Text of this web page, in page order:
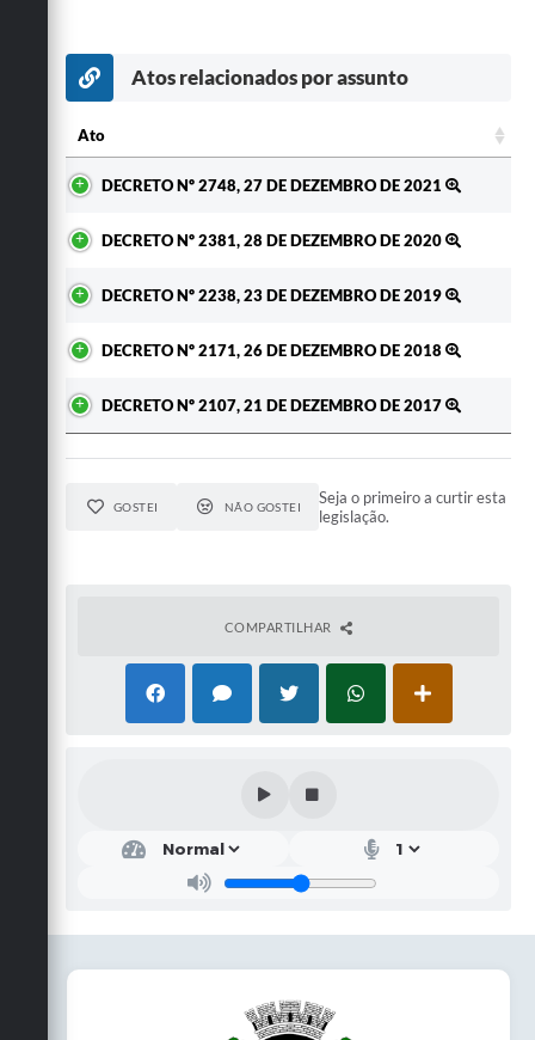
Atos relacionados por assunto
Ato
DECRETO Nº 2748, 27 DE DEZEMBRO DE 2021
DECRETO Nº 2381, 28 DE DEZEMBRO DE 2020
DECRETO Nº 2238, 23 DE DEZEMBRO DE 2019
DECRETO Nº 2171, 26 DE DEZEMBRO DE 2018
DECRETO Nº 2107, 21 DE DEZEMBRO DE 2017
GOSTEI NÃO GOSTEI
Seja o primeiro a curtir esta
legislação.
COMPARTILHAR